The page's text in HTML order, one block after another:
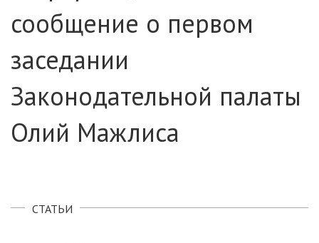
сообщение о первом
заседании
Законодательной палаты
Олий Мажлиса
СТАТЬИ